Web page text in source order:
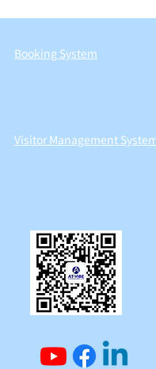
Booking System
Visitor Management